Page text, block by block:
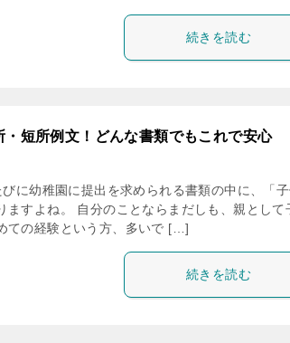
続きを読む
短所例文！どんな書類でもこれで安心
に幼稚園に提出を求められる書類の中に、「
ますよね。 自分のことならまだしも、親として
ての経験という方、多いで […]
続きを読む